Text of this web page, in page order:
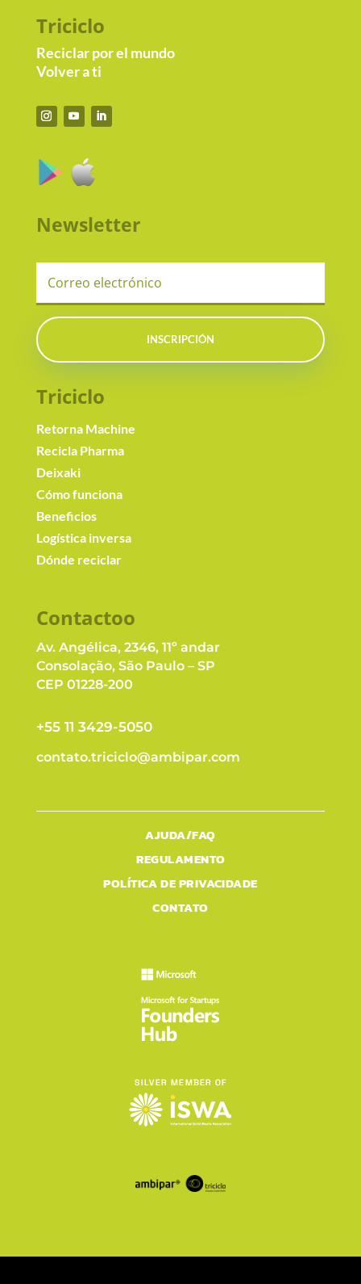
Triciclo
Reciclar por el mundo
Volver a ti
Newsletter
INSCRIPCIÓN
Triciclo
Retorna Machine
Recicla Pharma
Deixaki
Cómo funciona
Beneficios
Logística inversa
Dónde reciclar
Contactoo
Av. Angélica, 2346, 11º andar
Consolação, São Paulo – SP
CEP 01228-200
+55 11 3429-5050
contato.triciclo@ambipar.com
AJUDA/FAQ
REGULAMENTO
POLÍTICA DE PRIVACIDADE
CONTATO